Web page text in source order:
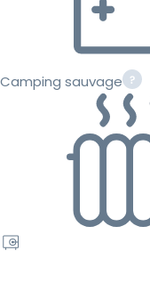
Camping sauvage